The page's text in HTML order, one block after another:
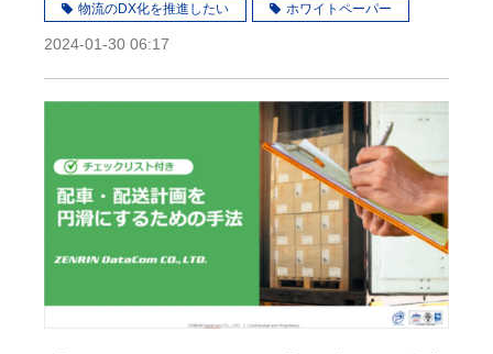
物流のDX化を推進したい ホワイトペーパー
2024-01-30 06:17